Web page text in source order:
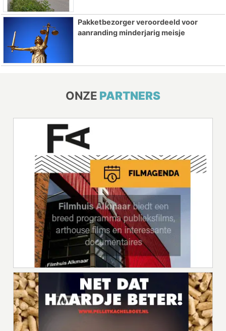
Pakketbezorger veroordeeld voor
aanranding minderjarig meisje
ONZE PARTNERS